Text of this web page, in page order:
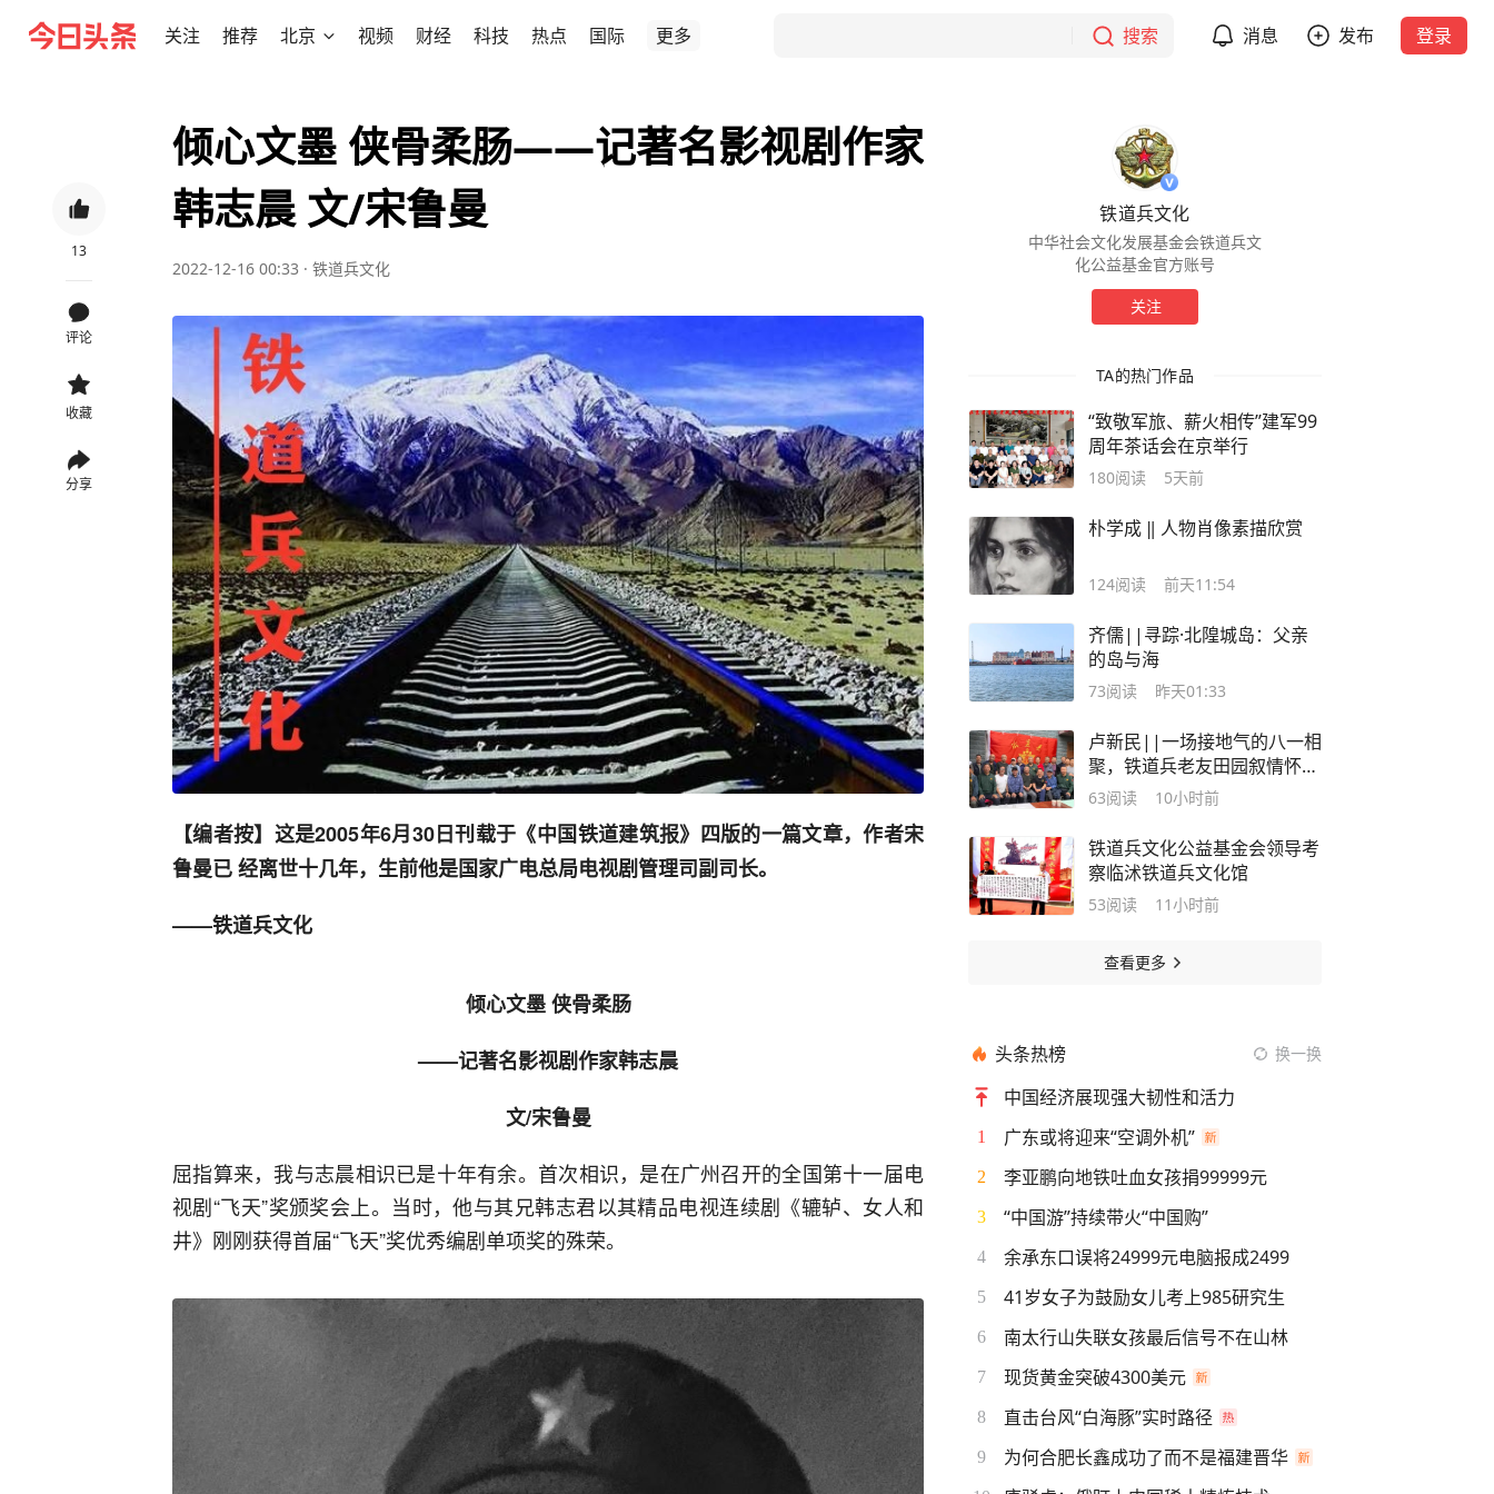
关注 推荐 北京 视频 财经 科技 热点 国际 更多 搜索 消息 发布 登录
13
评论
收藏
分享
倾心文墨 侠骨柔肠——记著名影视剧作家
韩志晨 文/宋鲁曼
2022-12-16 00:33 · 铁道兵文化
【编者按】这是2005年6月30日刊载于《中国铁道建筑报》四版的一篇文章，作者宋
鲁曼已 经离世十几年，生前他是国家广电总局电视剧管理司副司长。
——铁道兵文化
倾心文墨 侠骨柔肠
——记著名影视剧作家韩志晨
文/宋鲁曼
屈指算来，我与志晨相识已是十年有余。首次相识，是在广州召开的全国第十一届电
视剧“飞天”奖颁奖会上。当时，他与其兄韩志君以其精品电视连续剧《辘轳、女人和
井》刚刚获得首届“飞天”奖优秀编剧单项奖的殊荣。
铁道兵文化
中华社会文化发展基金会铁道兵文
化公益基金官方账号
关注
TA的热门作品
“致敬军旅、薪火相传”建军99
周年茶话会在京举行
180阅读 5天前
朴学成 ‖ 人物肖像素描欣赏
124阅读 前天11:54
齐儒||寻踪·北隍城岛：父亲
的岛与海
73阅读 昨天01:33
卢新民||一场接地气的八一相
聚，铁道兵老友田园叙情怀
【快讯】
63阅读 10小时前
铁道兵文化公益基金会领导考
察临沭铁道兵文化馆
53阅读 11小时前
查看更多
头条热榜 换一换
中国经济展现强大韧性和活力
1 广东或将迎来“空调外机”
2 李亚鹏向地铁吐血女孩捐99999元
3 “中国游”持续带火“中国购”
4 余承东口误将24999元电脑报成2499
5 41岁女子为鼓励女儿考上985研究生
6 南太行山失联女孩最后信号不在山林
7 现货黄金突破4300美元
8 直击台风“白海豚”实时路径
9 为何合肥长鑫成功了而不是福建晋华